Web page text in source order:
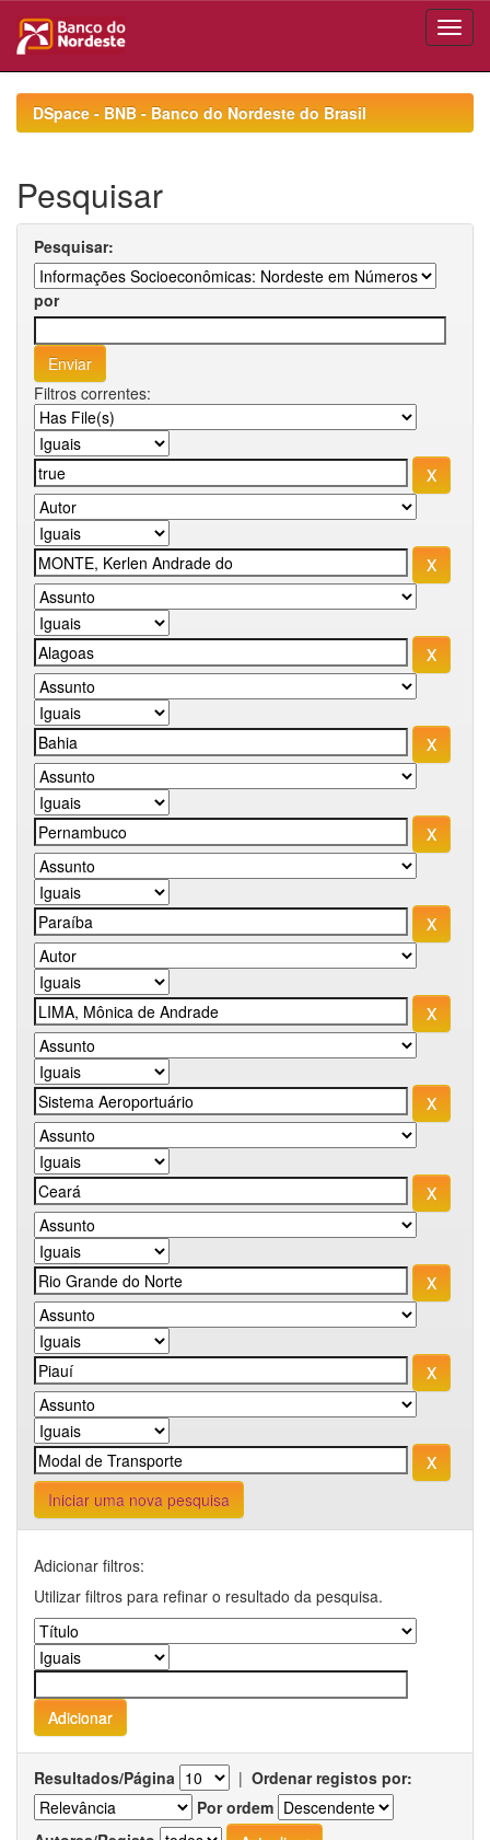
navigationDSpace - BNB - Banco do Nordeste do Brasil
Pesquisar
Pesquisar:
por
Filtros correntes:
Iniciar uma nova pesquisa
Adicionar filtros:
Utilizar filtros para refinar o resultado da pesquisa.
Resultados/Página | Ordenar registos por:
Por ordem